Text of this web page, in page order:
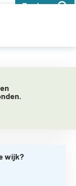
Zoeken
wijk?